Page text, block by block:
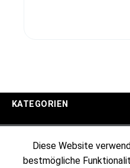
KATEGORIEN
Diese Website
bestmögliche